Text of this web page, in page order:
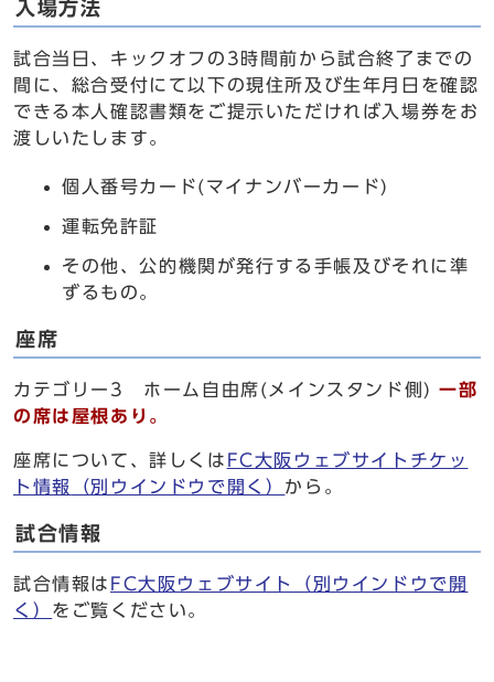
入場方法
試合当日、キックオフの3時間前から試合終了までの
間に、総合受付にて以下の現住所及び生年月日を確認
できる本人確認書類をご提示いただければ入場券をお
渡しいたします。
個人番号カード(マイナンバーカード)
運転免許証
その他、公的機関が発⾏する⼿帳及びそれに準
ずるもの。
座席
カテゴリー3 ホーム自由席(メインスタンド側)一部
の席は屋根あり。
座席について、詳しくは FC大阪ウェブサイトチケッ
ト情報
（別ウインドウで開く） から。
試合情報
試合情報は FC大阪ウェブサイト
（別ウインドウで開
く） をご覧ください。